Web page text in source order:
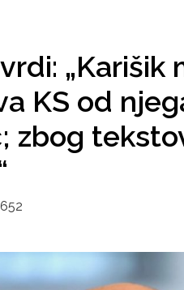
„Karišik
KS od
zbog